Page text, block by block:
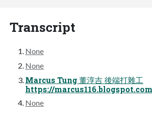
Transcript
None
None
Marcus Tung 董淳吉 後端打雜工
https://
None